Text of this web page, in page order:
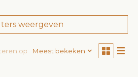
weergeven
op Meest bekeken